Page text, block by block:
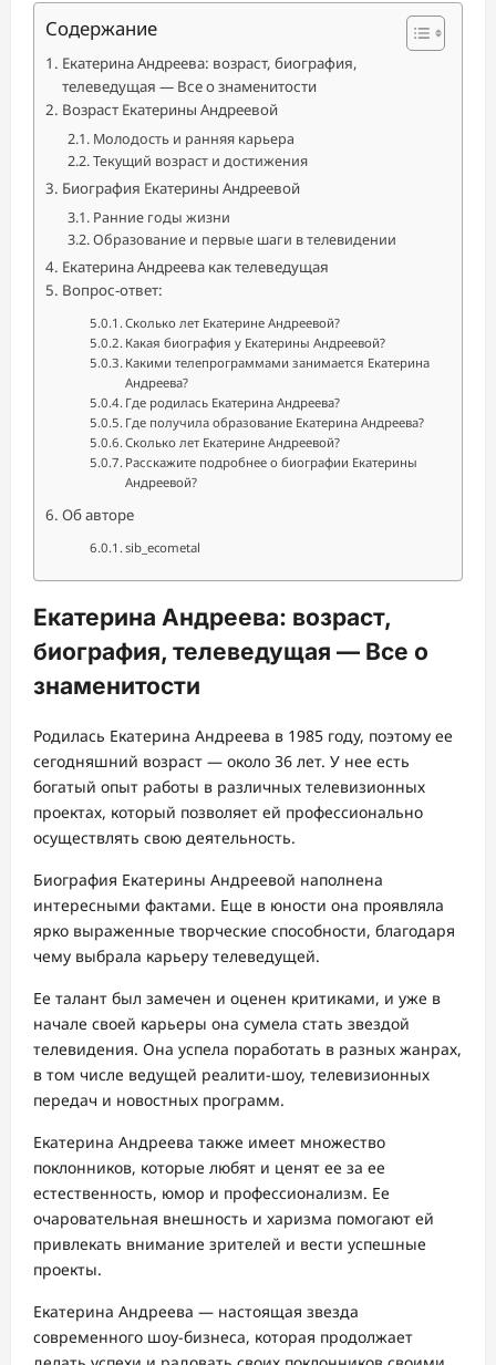
Содержание
Екатерина Андреева: возраст, биография,
телеведущая — Все о знаменитости
Возраст Екатерины Андреевой
Молодость и ранняя карьера
Текущий возраст и достижения
Биография Екатерины Андреевой
Ранние годы жизни
Образование и первые шаги в телевидении
Екатерина Андреева как телеведущая
Вопрос-ответ:
Сколько лет Екатерине Андреевой?
Какая биография у Екатерины Андреевой?
Какими телепрограммами занимается Екатерина
Андреева?
Где родилась Екатерина Андреева?
Где получила образование Екатерина Андреева?
Сколько лет Екатерине Андреевой?
Расскажите подробнее о биографии Екатерины
Андреевой?
Об авторе
sib_ecometal
Екатерина Андреева: возраст,
биография, телеведущая — Все о
знаменитости
Родилась Екатерина Андреева в 1985 году, поэтому ее
сегодняшний возраст — около 36 лет. У нее есть
богатый опыт работы в различных телевизионных
проектах, который позволяет ей профессионально
осуществлять свою деятельность.
Биография Екатерины Андреевой наполнена
интересными фактами. Еще в юности она проявляла
ярко выраженные творческие способности, благодаря
чему выбрала карьеру телеведущей.
Ее талант был замечен и оценен критиками, и уже в
начале своей карьеры она сумела стать звездой
телевидения. Она успела поработать в разных жанрах,
в том числе ведущей реалити-шоу, телевизионных
передач и новостных программ.
Екатерина Андреева также имеет множество
поклонников, которые любят и ценят ее за ее
естественность, юмор и профессионализм. Ее
очаровательная внешность и харизма помогают ей
привлекать внимание зрителей и вести успешные
проекты.
Екатерина Андреева — настоящая звезда
современного шоу-бизнеса, которая продолжает